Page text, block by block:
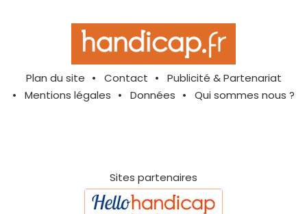
Plan du site Contact
Publicité & Partenariat
Mentions légales
Données Qui sommes nous ?
Sites partenaires